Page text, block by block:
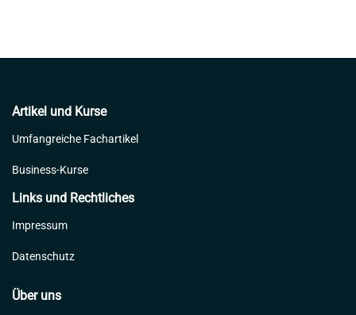
Artikel und Kurse
Umfangreiche Fachartikel
Business-Kurse
Links und Rechtliches
Impressum
Datenschutz
Über uns